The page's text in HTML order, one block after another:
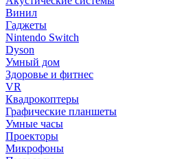
Винил
Гаджеты
Nintendo Switch
Dyson
Умный дом
Здоровье и фитнес
VR
Квадрокоптеры
Графические планшеты
Умные часы
Проекторы
Микрофоны